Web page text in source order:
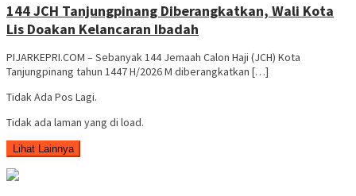
144 JCH Tanjungpinang Diberangkatkan, Wali Kota
Lis Doakan Kelancaran Ibadah
PIJARKEPRI.COM – Sebanyak 144 Jemaah Calon Haji (JCH) Kota
Tanjungpinang tahun 1447 H/2026 M diberangkatkan […]
Tidak Ada Pos Lagi.
Tidak ada laman yang di load.
Lihat Lainnya